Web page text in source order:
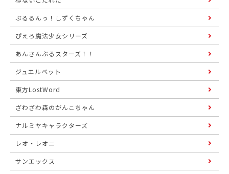
ぷるるんっ！しずくちゃん
ぴえろ魔法少女シリーズ
あんさんぶるスターズ！！
ジュエルペット
東方LostWord
ざわざわ森のがんこちゃん
ナルミヤキャラクターズ
レオ・レオニ
サンエックス